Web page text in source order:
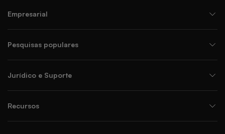
Empresarial
Pesquisas populares
Jurídico e Suporte
Recursos